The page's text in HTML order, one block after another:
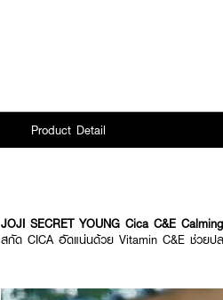
Product Detail
JOJI SECRET YOUNG Cica C&E
สกัด CICA อัดแน่นด้วย Vitamin C&E ช่วยป